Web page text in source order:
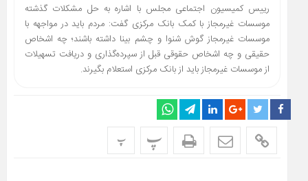
رییس کمیسیون اجتماعی مجلس با اشاره به حل مشکلات گذشته
موسسات غیرمجاز با کمک بانک مرکزی گفت: مردم باید در مواجهه با
موسسات غیرمجاز گوش شنوا و چشم بینا داشته باشند؛ چه اشخاص
حقیقی و چه اشخاص حقوقی قبل از سپرده‌گذاری و دریافت تسهیلات
از موسسات غیرمجاز باید از بانک مرکزی استعلام بگیرند.
پ پ